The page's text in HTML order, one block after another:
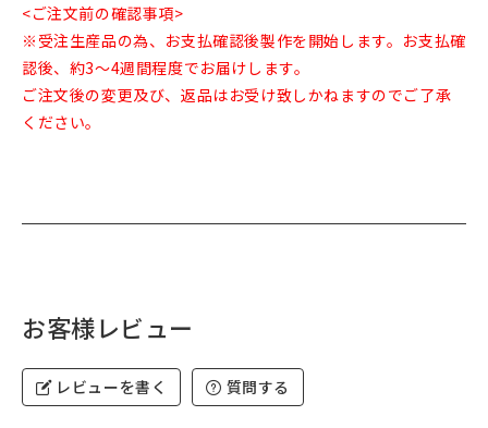
<ご注文前の確認事項>
※受注生産品の為、お支払確認後製作を開始します。お支払確
認後、約3～4週間程度でお届けします。
ご注文後の変更及び、返品はお受け致しかねますのでご了承
ください。
お客様レビュー
レビューを書く 質問する